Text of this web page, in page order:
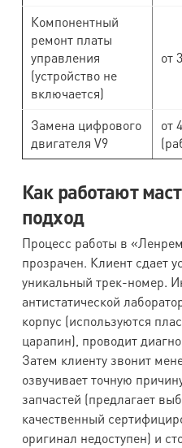
Компонентный
ремонт платы
управления
(устройство не
включается)
от
Замена цифрового
двигателя V9
от
Как работают
подход
Процесс работы в
прозрачен. Клиент сдает
уникальный трек-номер.
антистатической
корпус (используются
царапин), проводит
Затем клиенту звонит
озвучивает точную
запчастей (предлагает
качественный
оригинал недоступен) и